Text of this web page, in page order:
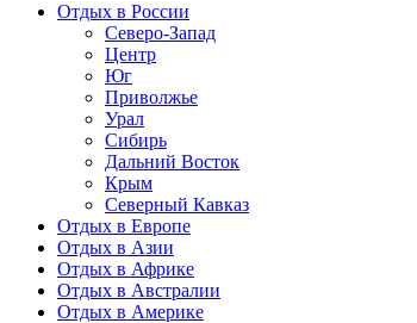
Отдых в России
Северо-Запад
Центр
Юг
Приволжье
Урал
Сибирь
Дальний Восток
Крым
Северный Кавказ
Отдых в Европе
Отдых в Азии
Отдых в Африке
Отдых в Австралии
Отдых в Америке